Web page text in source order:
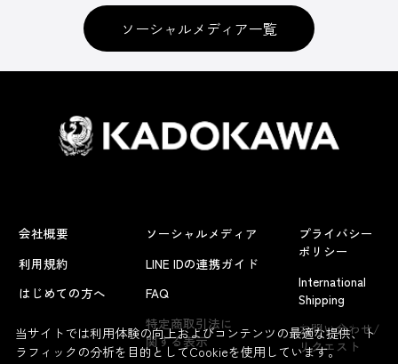
よくあるお問い合わせ
ソーシャルメディア一覧
会社概要
利用規約
はじめての方へ
ソーシャルメディア
LINE IDの連携ガイド
FAQ
特定商取引法に
関する表示
プライバシー
ポリシー
International
Shipping
お問い合わせ/
リクエスト
当サイトでは利用体験の向上およびコンテンツの最適な提供、ト
ラフィックの分析を目的としてCookieを使用しています。